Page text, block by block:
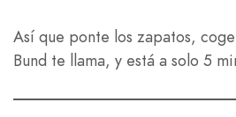
Así que ponte los zapatos,
Bund te llama, y está a solo 5